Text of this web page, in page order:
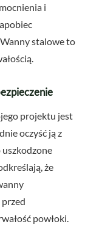
i
stalowe to
projektu jest
oczyść ją z
uszkodzone
że
przed
powłoki.